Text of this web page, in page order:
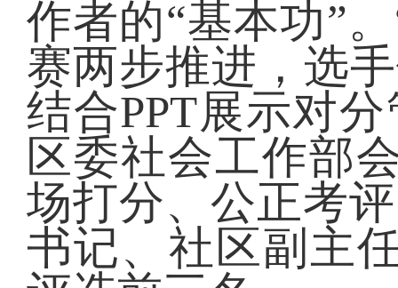
作者的“基本功”
赛两步推进，选
结合PPT展示对
区委社会工作部
场打分、公正考
书记、社区副主